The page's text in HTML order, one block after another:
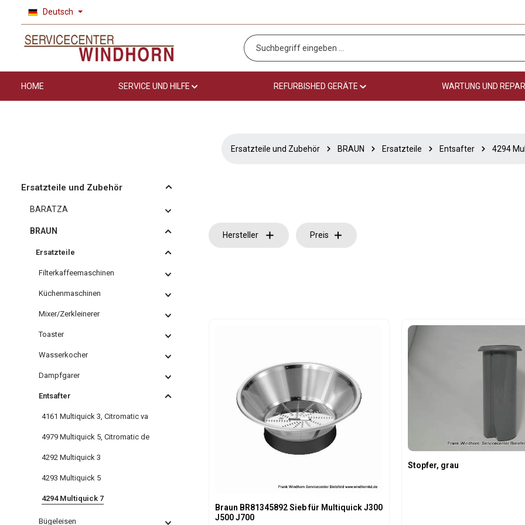
Hauptinhalt springen
Zur Suche springen
Zur Hauptnavigation springen
Deutsch
HOME SERVICE UND HILFE REFURBISHED GERÄTE WARTUNG UND
Ersatzteile und Zubehör BRAUN Ersatzteile Entsafter 4294
Ersatzteile und Zubehör
BARATZA
BRAUN
Ersatzteile
Filterkaffeemaschinen
Küchenmaschinen
Mixer/Zerkleinerer
Toaster
Wasserkocher
Dampfgarer
Entsafter
4161 Multiquick 3, Citromatic va
4979 Multiquick 5, Citromatic de
4292 Multiquick 3
4293 Multiquick 5
4294 Multiquick 7
Bügeleisen
Hersteller Preis
Braun BR81345892 Sieb für Multiquick J300
J500 J700
Stopfer, grau